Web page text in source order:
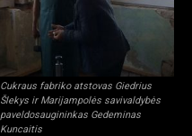
Cukraus fabriko atstovas Giedrius
Šlekys ir Marijampolės savivaldybės
paveldosaugininkas Gedeminas
Kuncaitis